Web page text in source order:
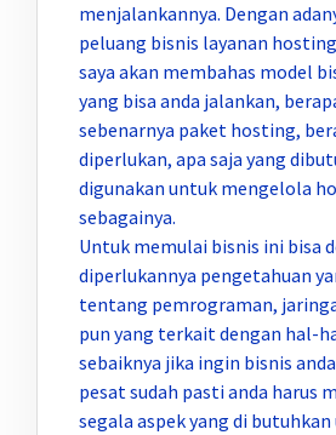
menjalankannya. Dengan
peluang bisnis layanan
saya akan membahas model
yang bisa anda jalankan,
sebenarnya paket hosting,
diperlukan, apa saja yang
digunakan untuk mengelola
sebagainya.
Untuk memulai bisnis ini bisa
diperlukannya pengetahuan
tentang pemrograman,
pun yang terkait dengan hal-
sebaiknya jika ingin bisnis
pesat sudah pasti anda harus
segala aspek yang di